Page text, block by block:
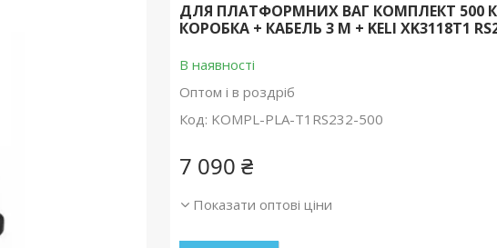
ДЛЯ ПЛАТФОРМНИХ ВАГ КОМПЛЕКТ 500
КОРОБКА + КАБЕЛЬ 3 М + KELI XK3118Т1
В наявності
Оптом і в роздріб
Код: KOMPL-PLA-Т1RS232-500
7 090 ₴
Показати оптові ціни